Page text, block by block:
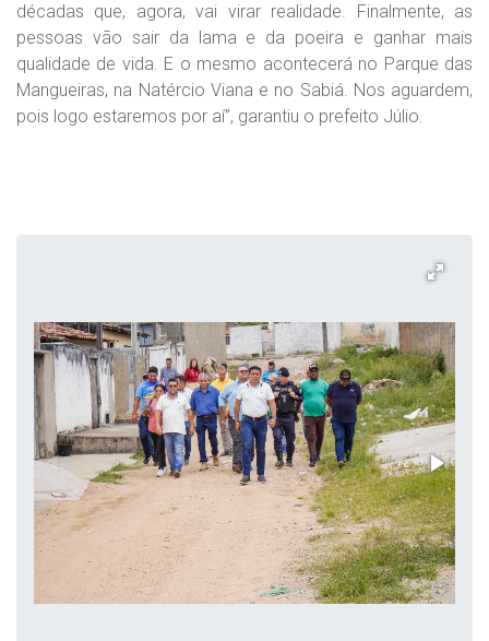
décadas que, agora, vai virar realidade. Finalmente, as
pessoas vão sair da lama e da poeira e ganhar mais
qualidade de vida. E o mesmo acontecerá no Parque das
Mangueiras, na Natércio Viana e no Sabiá. Nos aguardem,
pois logo estaremos por aí”, garantiu o prefeito Júlio.